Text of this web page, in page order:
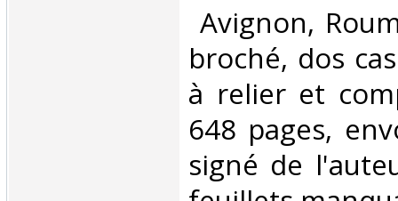
Avignon,
broché, dos
à relier et
648 pages,
signé de